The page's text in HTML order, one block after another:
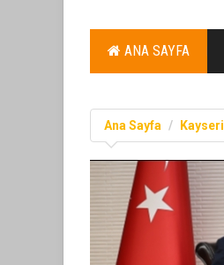
ANA SAYFA
Ana Sayfa Kayseri